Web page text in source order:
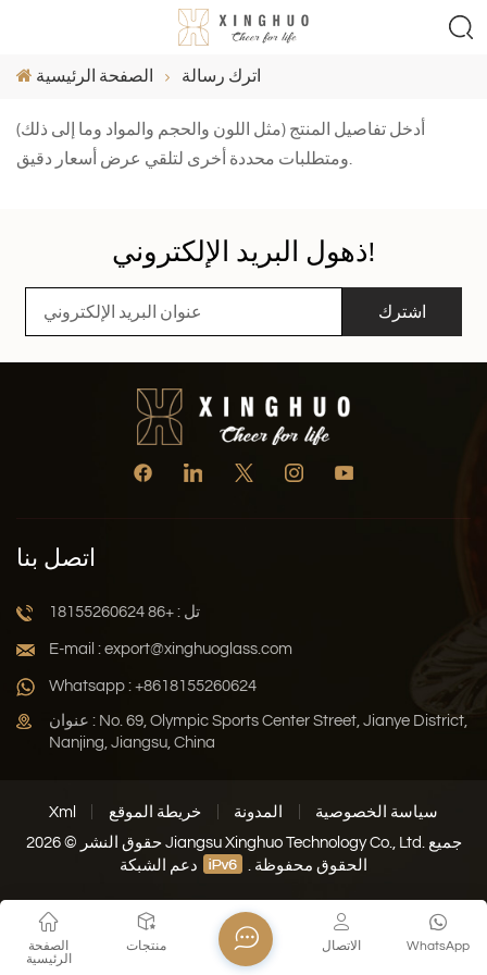
الصفحة الرئيسية اترك رسالة
أدخل تفاصيل المنتج (مثل اللون والحجم والمواد وما إلى ذلك)
ذهول البريد الإلكتروني!
اشترك
اتصل بنا
تل : +86 18155260624
E-mail : export@xinghuoglass.com
Whatsapp : +8618155260624
عنوان : No. 69, Olympic Sports Center Street, Jianye District,
Nanjing, Jiangsu, China
Xml سياسة الخصوصية المدونة
خريطة الموقع
حقوق النشر © 2026 Jiangsu Xinghuo Technology Co., Ltd. جميع
الحقوق محفوظة .
دعم الشبكة
الصفحة
الرئيسية
منتجات WhatsApp الاتصال